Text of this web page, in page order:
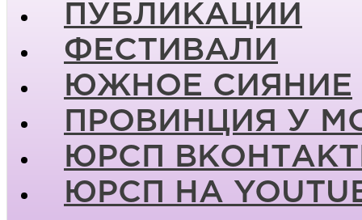
ПУБЛИКАЦИИ
ФЕСТИВАЛИ
ЮЖНОЕ СИЯНИЕ
ПРОВИНЦИЯ У
ЮРСП
ЮРСП НА